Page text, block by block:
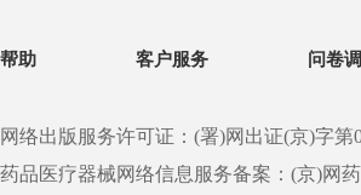
帮助 客户服务 问卷
网络出版服务许可证：(署)网出证(京)字第
药品医疗器械网络信息服务备案：(京)网